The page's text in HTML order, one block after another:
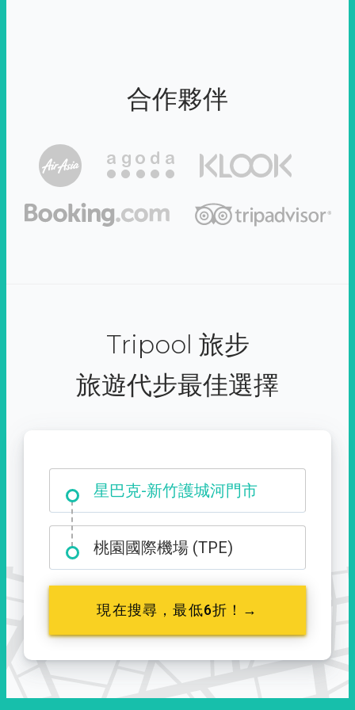
合作夥伴
Tripool 旅步
旅遊代步最佳選擇
星巴克-新竹護城河門市
大霸尖山登山口
桃園國際機場 (TPE)
現在搜尋，最低6折！→